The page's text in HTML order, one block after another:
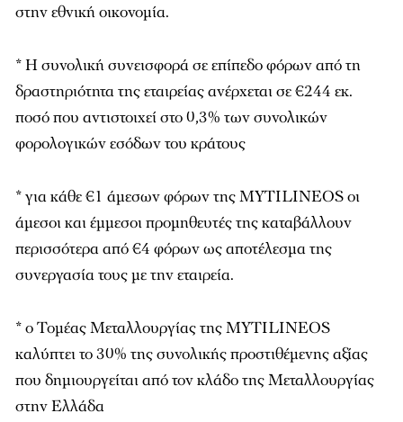
στην εθνική οικονομία.
* Η συνολική συνεισφορά σε επίπεδο φόρων από τη
δραστηριότητα της εταιρείας ανέρχεται σε €244 εκ.
ποσό που αντιστοιχεί στο 0,3% των συνολικών
φορολογικών εσόδων του κράτους
* για κάθε €1 άμεσων φόρων της MYTILINEOS οι
άμεσοι και έμμεσοι προμηθευτές της καταβάλλουν
περισσότερα από €4 φόρων ως αποτέλεσμα της
συνεργασία τους με την εταιρεία.
* ο Τομέας Μεταλλουργίας της MYTILINEOS
καλύπτει το 30% της συνολικής προστιθέμενης αξίας
που δημιουργείται από τον κλάδο της Μεταλλουργίας
στην Ελλάδα